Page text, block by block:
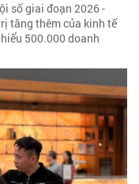
số giai đoạn 2026 -
tăng thêm của kinh tế
500.000 doanh